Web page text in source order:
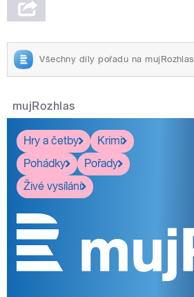
Všechny díly pořadu na mujRozhlas
mujRozhlas
Hry a četby
Krimi
Pohádky
Pořady
Živé vysílání